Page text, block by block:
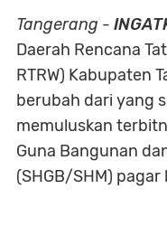
Tangerang -
Daerah Rencana
RTRW) Kabupaten
berubah dari yang
memuluskan
Guna Bangunan
(SHGB/SHM)